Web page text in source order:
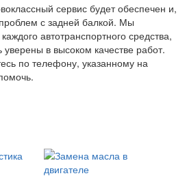
сервис будет обеспечен и,
с задней балкой. Мы
автотранспортного средства,
в высоком качестве работ.
по телефону, указанному на